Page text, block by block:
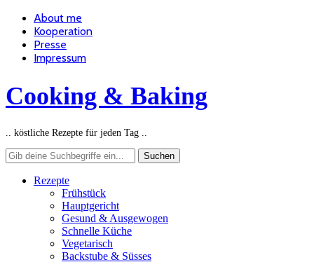
About me
Kooperation
Presse
Impressum
Cooking & Baking
.. köstliche Rezepte für jeden Tag ..
Rezepte
Frühstück
Hauptgericht
Gesund & Ausgewogen
Schnelle Küche
Vegetarisch
Backstube & Süsses